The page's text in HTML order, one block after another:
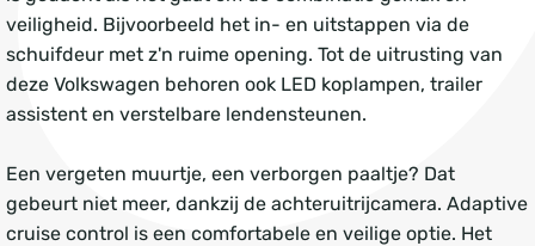
veiligheid. Bijvoorbeeld het in- en uitstappen via de
schuifdeur met z'n ruime opening. Tot de uitrusting van
deze Volkswagen behoren ook LED koplampen, trailer
assistent en verstelbare lendensteunen.
Een vergeten muurtje, een verborgen paaltje? Dat
gebeurt niet meer, dankzij de achteruitrijcamera. Adaptive
cruise control is een comfortabele en veilige optie. Het